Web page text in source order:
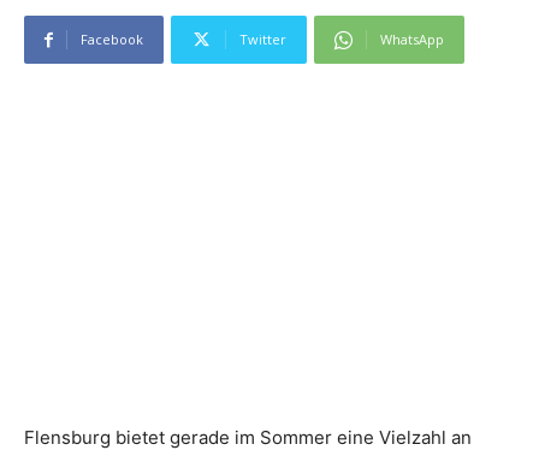
Facebook Twitter WhatsApp
Flensburg bietet gerade im Sommer eine Vielzahl an